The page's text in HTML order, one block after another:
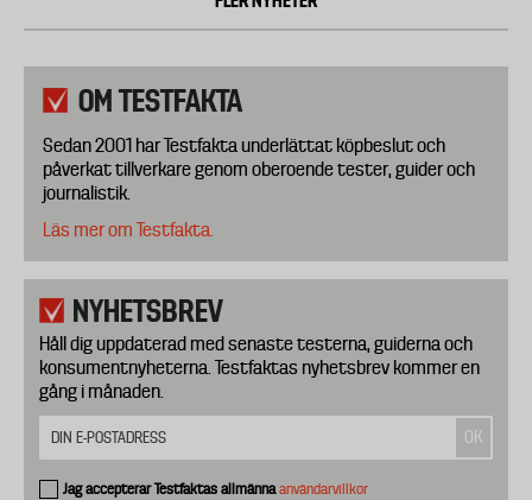
OM TESTFAKTA
Sedan 2001 har Testfakta underlättat köpbeslut och
påverkat tillverkare genom oberoende tester, guider och
journalistik.
Läs mer om Testfakta.
NYHETSBREV
Håll dig uppdaterad med senaste testerna, guiderna och
konsumentnyheterna. Testfaktas nyhetsbrev kommer en
gång i månaden.
Jag accepterar Testfaktas allmännaanvändarvillkor